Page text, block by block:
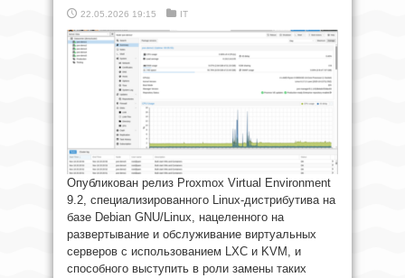
22.05.2026 19:15 IT
Опубликован релиз Proxmox Virtual Environment
9.2, специализированного Linux-дистрибутива на
базе Debian GNU/Linux, нацеленного на
развертывание и обслуживание виртуальных
серверов с использованием LXC и KVM, и
способного выступить в роли замены таких